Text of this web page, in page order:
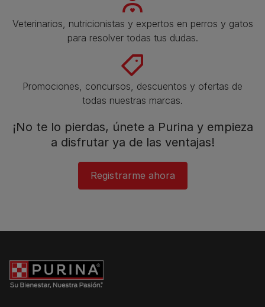
Veterinarios, nutricionistas y expertos en perros y gatos
para resolver todas tus dudas.​
Promociones, concursos, descuentos y ofertas de
todas nuestras marcas.​
¡No te lo pierdas, únete a Purina y empieza
a disfrutar ya de las ventajas!​
Registrarme ahora